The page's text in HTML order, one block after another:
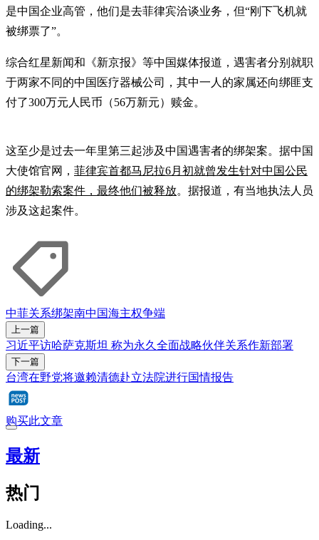
是中国企业高管，他们是去菲律宾洽谈业务，但“刚下飞机就
被绑票了”。
综合红星新闻和《新京报》等中国媒体报道，遇害者分别就职
于两家不同的中国医疗器械公司，其中一人的家属还向绑匪支
付了300万元人民币（56万新元）赎金。
这至少是过去一年里第三起涉及中国遇害者的绑架案。据中国
大使馆官网， 菲律宾首都马尼拉6月初就曾发生针对中国公民
的绑架勒索案件，最终他们被释放。据报道，有当地执法人员
涉及这起案件。
中菲关系绑架南中国海主权争端
上一篇
习近平访哈萨克斯坦 称为永久全面战略伙伴关系作新部署
下一篇
台湾在野党将邀赖清德赴立法院进行国情报告
购买此文章
最新
热门
Loading...